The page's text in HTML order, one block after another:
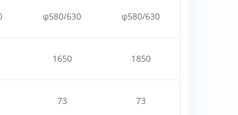
φ580/630 φ580/630
1650 1850
73 73